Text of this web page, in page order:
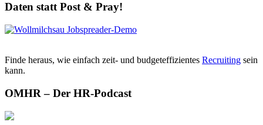
Daten statt Post & Pray!
Finde heraus, wie einfach zeit- und budgeteffizientes Recruiting sein
kann.
OMHR – Der HR-Podcast